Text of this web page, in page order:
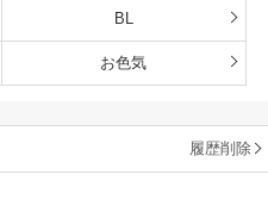
BL
お色気
履歴削除